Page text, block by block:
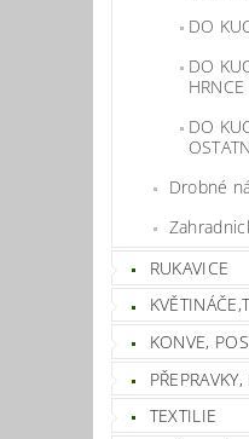
DO
DO
HRNCE
DO
Drobné
RUKAVICE
KONVE,
TEXTILIE